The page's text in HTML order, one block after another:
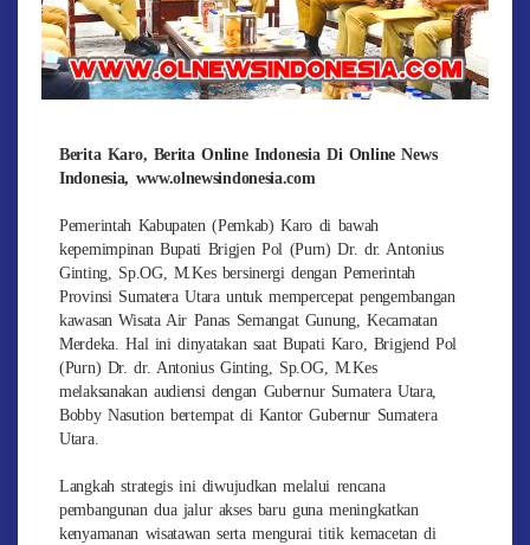
Berita Karo, Berita Online Indonesia Di Online News
Indonesia, www.olnewsindonesia.com
Pemerintah Kabupaten (Pemkab) Karo di bawah
kepemimpinan Bupati Brigjen Pol (Purn) Dr. dr. Antonius
Ginting, Sp.OG, M.Kes bersinergi dengan Pemerintah
Provinsi Sumatera Utara untuk mempercepat pengembangan
kawasan Wisata Air Panas Semangat Gunung, Kecamatan
Merdeka. Hal ini dinyatakan saat Bupati Karo, Brigjend Pol
(Purn) Dr. dr. Antonius Ginting, Sp.OG, M.Kes
melaksanakan audiensi dengan Gubernur Sumatera Utara,
Bobby Nasution bertempat di Kantor Gubernur Sumatera
Utara.
Langkah strategis ini diwujudkan melalui rencana
pembangunan dua jalur akses baru guna meningkatkan
kenyamanan wisatawan serta mengurai titik kemacetan di